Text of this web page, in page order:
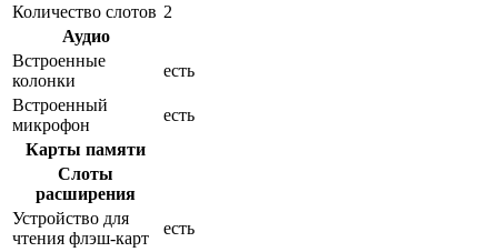
Количество слотов 2
Аудио
Встроенные
колонки
есть
Встроенный
микрофон
есть
Карты памяти
Слоты
расширения
Устройство для
чтения флэш-карт
есть